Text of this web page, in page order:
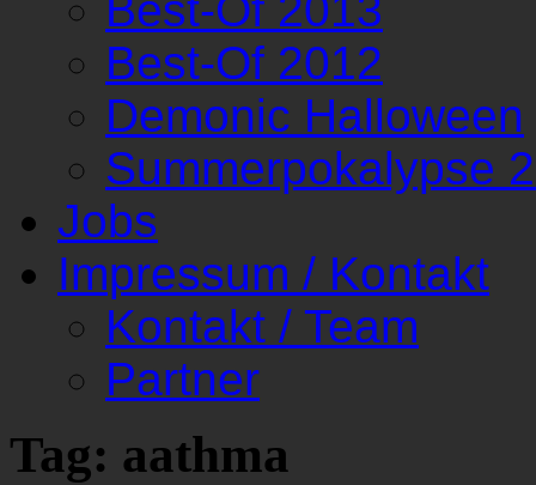
Best-Of 2012
Demonic Halloween
Summerpokalypse
Jobs
Impressum / Kontakt
Kontakt / Team
Partner
Tag: aathma